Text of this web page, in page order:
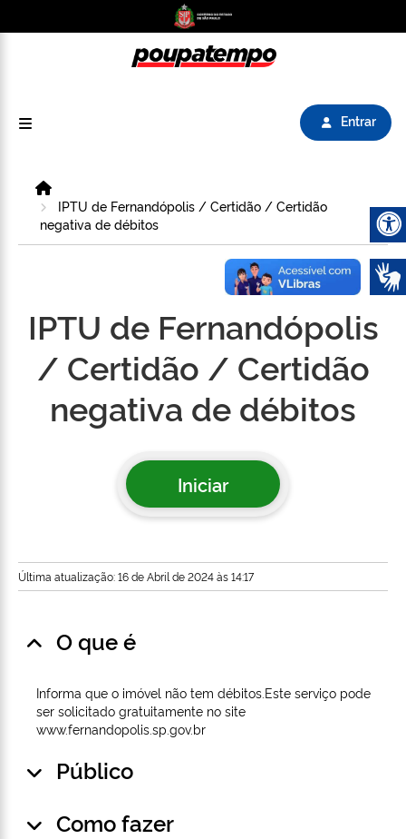
Entrar
IPTU de Fernandópolis / Certidão / Certidão
negativa de débitos
IPTU de Fernandópolis
/ Certidão / Certidão
negativa de débitos
Iniciar
Última atualização: 16 de Abril de 2024 às 14:17
O que é
Informa que o imóvel não tem débitos.Este serviço pode
ser solicitado gratuitamente no site
www.fernandopolis.sp.gov.br
Público
Como fazer